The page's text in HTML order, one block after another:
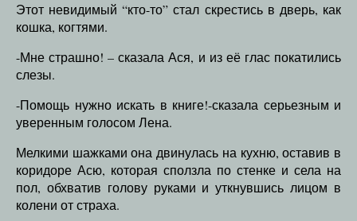
Этот невидимый “кто-то” стал скрестись в дверь, как
кошка, когтями.
-Мне страшно! – сказала Ася, и из её глас покатились
слезы.
-Помощь нужно искать в книге!-сказала серьезным и
уверенным голосом Лена.
Мелкими шажками она двинулась на кухню, оставив в
коридоре Асю, которая сползла по стенке и села на
пол, обхватив голову руками и уткнувшись лицом в
колени от страха.